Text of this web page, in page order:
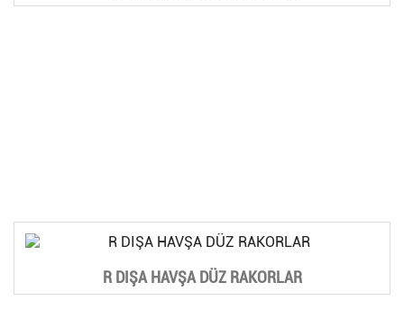
R DIŞA HAVŞA DÜZ RAKORLAR